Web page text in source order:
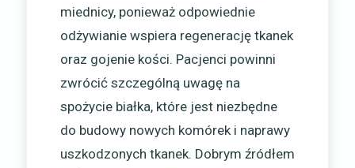
miednicy, ponieważ odpowiednie
odżywianie wspiera regenerację tkanek
oraz gojenie kości. Pacjenci powinni
zwrócić szczególną uwagę na
spożycie białka, które jest niezbędne
do budowy nowych komórek i naprawy
uszkodzonych tkanek. Dobrym źródłem